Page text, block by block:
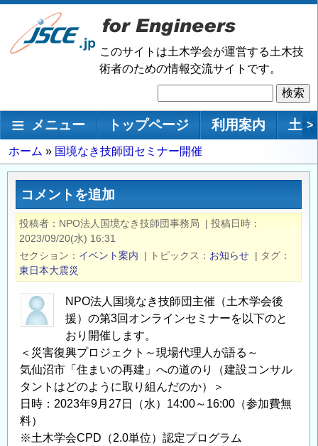
メ
ン
移
このサイトは土木学会が運営する土木技
術者のための情報交流サイトです。
索
メインナビゲーション
メニュー トップページ 利用案内 土 >
パ
ン
ず
ホーム 国境なき技師団セミナー開催
コメントを追加
投稿者 NPO法人国境なき技師団事務局 | 投稿日時
2023/09/20(水) 16:31
セクション
イベント案内 | トピックス お知らせ | タグ
東日本大震災
NPO法人国境なき技師団主催（土木学会後
援）の第3回オンラインセミナーを以下のと
おり開催します。
＜災害復興プロジェクト～現場代理人が語る～
気仙沼市「住まいの再建」への道のり（建設コンサル
タントはどのように取り組んだのか）＞
日時：2023年9月27日（水）14:00～16:00（参加費無
料）
※土木学会CPD（2.0単位）認定プログラム